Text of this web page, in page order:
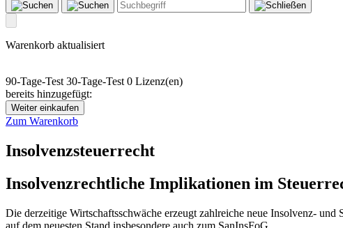
Warenkorb aktualisiert
90-Tage-Test 30-Tage-Test 0 Lizenz(en)
bereits hinzugefügt:
Weiter einkaufen
Zum Warenkorb
Insolvenzsteuerrecht
Insolvenzrechtliche Implikationen im
Die derzeitige Wirtschaftsschwäche erzeugt zahlreiche neue Insolvenz-
auf dem neuesten Stand insbesondere auch zum SanInsFoG.